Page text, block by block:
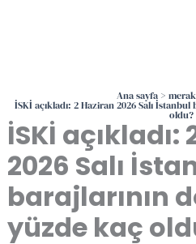
Ana sayfa
İSKİ açıkladı: 2 Haziran 2026 Salı
oldu?
İSKİ açıkladı:
2026 Salı
barajlarının
yüzde kaç